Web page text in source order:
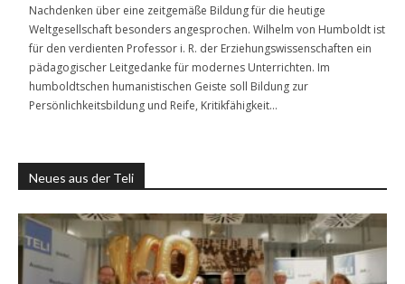
Nachdenken über eine zeitgemäße Bildung für die heutige
Weltgesellschaft besonders angesprochen. Wilhelm von Humboldt ist
für den verdienten Professor i. R. der Erziehungswissenschaften ein
pädagogischer Leitgedanke für modernes Unterrichten. Im
humboldtschen humanistischen Geiste soll Bildung zur
Persönlichkeitsbildung und Reife, Kritikfähigkeit…
Neues aus der Teli